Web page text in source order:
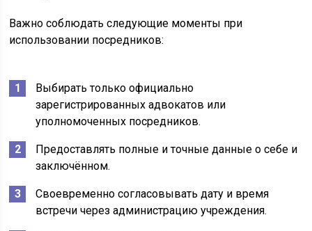
Важно соблюдать следующие моменты при
использовании посредников:
Выбирать только официально
зарегистрированных адвокатов или
уполномоченных посредников.
Предоставлять полные и точные данные о себе и
заключённом.
Своевременно согласовывать дату и время
встречи через администрацию учреждения.